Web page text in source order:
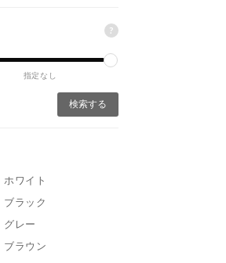
?
指定なし
ホワイト
ブラック
グレー
ブラウン